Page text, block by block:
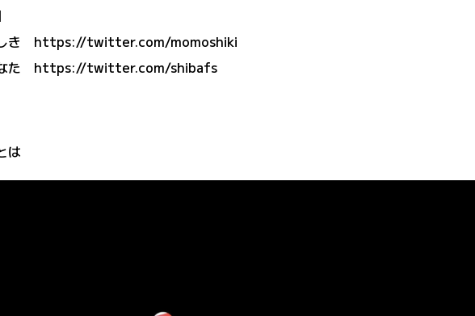
しき https://twitter.com/momoshiki
なた https://twitter.com/shibafs
は